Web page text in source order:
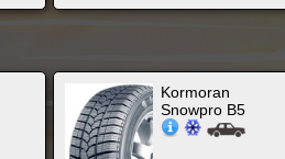
Kormoran
Snowpro B5